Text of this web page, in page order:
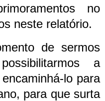
no
neste relatório.
de sermos
a
lo para
para que surta